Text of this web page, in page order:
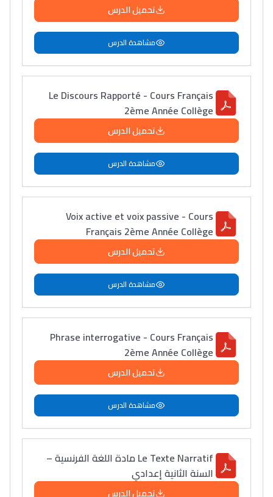
تحميل الدرس
مشاهدة الدرس
Le Discours Rapporté - Cours Français
2ème Année Collège
تحميل الدرس
مشاهدة الدرس
Voix active et voix passive - Cours
Français 2ème Année Collège
تحميل الدرس
مشاهدة الدرس
Phrase interrogative - Cours Français
2ème Année Collège
تحميل الدرس
مشاهدة الدرس
Le Texte Narratif مادة اللغة الفرنسية –
السنة الثانية إعدادي
تحميل الدرس